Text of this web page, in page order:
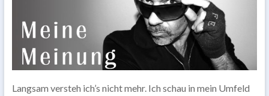
Langsam versteh ich’s nicht mehr. Ich schau in mein Umfeld